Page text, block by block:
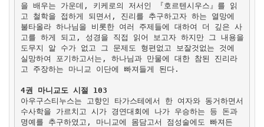
을 배우는 가운데, 키케로의 저서인 『호르텐시우스』를 읽
고 철학을 접하게 되면서, 진리를 추구하고자 하는 열망에
불타올라 하나님을 비롯한 여러 주제들에 대하여 더 깊은 사
고를 하게 되고, 성경을 직접 읽어 보고자 하지만 그 내용을
도무지 알 수가 없고 그 문제도 형편없고 보잘것없는 것에
실망하여 포기하고서는, 하나님과 만물에 대한 참된 진리라
고 주장하는 마니교 이단에 빠져들게 된다.
4권 마니교도 시절 103
아우구스티누스는 고향인 타가스테에서 한 여자와 동거하면서
수사학을 가르치고 시가 경연대회에 나가 우승하는 등 돈과
명예를 추구하였고, 마니교에 몸담고서 점성술에도 빠져든